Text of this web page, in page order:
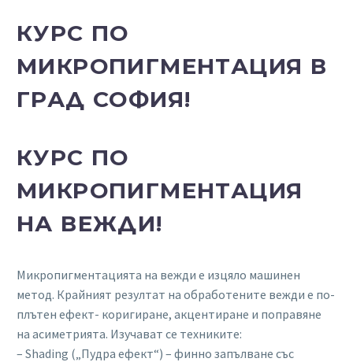
КУРС ПО
МИКРОПИГМЕНТАЦИЯ В
ГРАД СОФИЯ!
КУРС ПО
МИКРОПИГМЕНТАЦИЯ
НА ВЕЖДИ!
Микропигментацията на вежди е изцяло машинен
метод. Крайният резултат на обработените вежди е по-
плътен ефект- коригиране, акцентиране и поправяне
на асиметрията. Изучават се техниките:
– Shading („Пудра ефект“) – финно запълване със